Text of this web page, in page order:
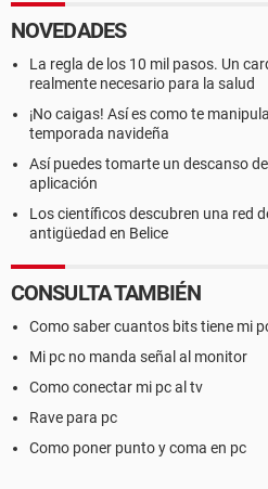
NOVEDADES
La regla de los 10 mil pasos. Un
realmente necesario para la salud
¡No caigas! Así es como te
temporada navideña
Así puedes tomarte un descanso
aplicación
Los científicos descubren una red
antigüedad en Belice
CONSULTA TAMBIÉN
Como saber cuantos bits tiene mi
Mi pc no manda señal al monitor
Como conectar mi pc al tv
Rave para pc
Como poner punto y coma en pc